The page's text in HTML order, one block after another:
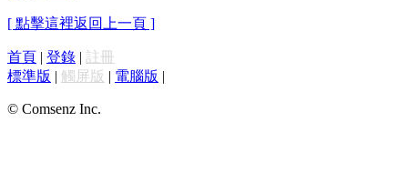
[ 點擊這裡返回上一頁 ]
首頁 | 登錄 | 註冊
標準版 | 觸屏版 | 電腦版 |
© Comsenz Inc.